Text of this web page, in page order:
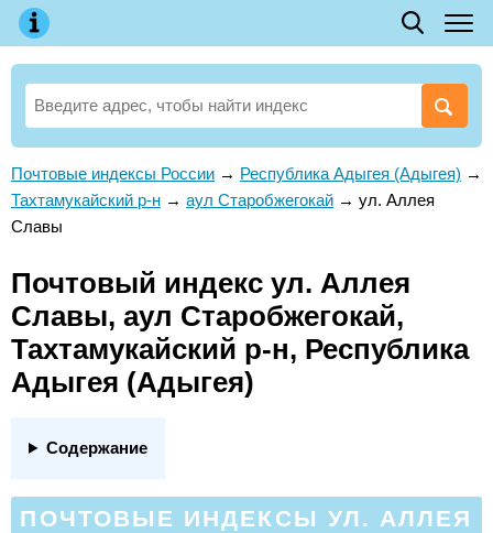
Почтовые индексы России → Республика Адыгея (Адыгея) →
Тахтамукайский р-н → аул Старобжегокай → ул. Аллея
Славы
Почтовый индекс ул. Аллея
Славы, аул Старобжегокай,
Тахтамукайский р-н, Республика
Адыгея (Адыгея)
Содержание
ПОЧТОВЫЕ ИНДЕКСЫ УЛ. АЛЛЕЯ